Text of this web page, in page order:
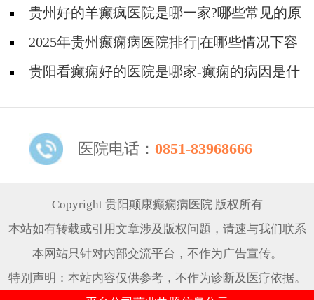
些?贵州好的羊癫疯医院是哪一家?哪些常见的原
因会引起羊癫疯?
2025年贵州癫痫病医院排行|在哪些情况下容
易得癫痫？
贵阳看癫痫好的医院是哪家-癫痫的病因是什
医院电话： 0851-83968666
Copyright 贵阳颠康癫痫病医院 版权所有
本站如有转载或引用文章涉及版权问题，请速与我们联系
本网站只针对内部交流平台，不作为广告宣传。
特别声明：本站内容仅供参考，不作为诊断及医疗依据。